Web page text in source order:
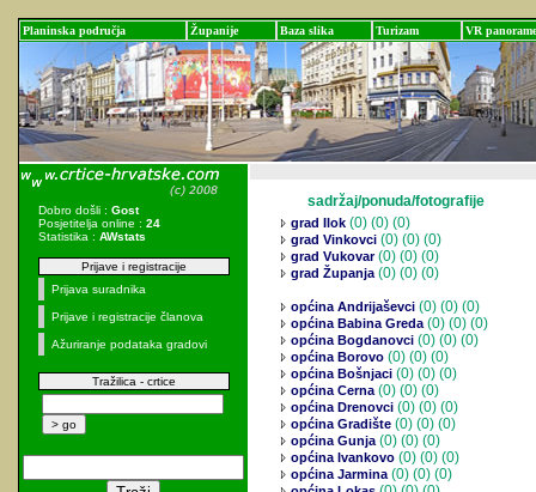
Planinska područja Županije Baza slika Turizam VR panorame
Dobro došli : Gost
Posjetitelja online : 24
Statistika : AWstats
Prijave i registracije
Prijava suradnika
Prijave i registracije članova
Ažuriranje podataka gradovi
Tražilica - crtice
sadržaj/ponuda/fotografije
grad Ilok (0) (0) (0)
grad Vinkovci (0) (0) (0)
grad Vukovar(0) (0) (0)
grad Županja(0) (0) (0)
općina Andrijaševci (0) (0) (0)
općina Babina Greda(0) (0) (0)
općina Bogdanovci (0) (0) (0)
općina Borovo (0) (0) (0)
općina Bošnjaci (0) (0) (0)
općina Cerna(0) (0) (0)
općina Drenovci (0) (0) (0)
općina Gradište (0) (0) (0)
općina Gunja(0) (0) (0)
općina Ivankovo (0) (0) (0)
općina Jarmina(0) (0) (0)